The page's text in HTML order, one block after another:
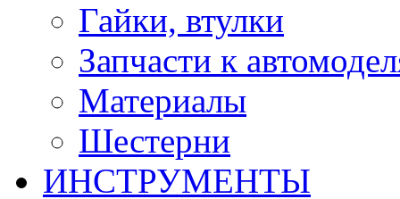
Гайки, втулки
Запчасти к
Материалы
Шестерни
ИНСТРУМЕНТЫ